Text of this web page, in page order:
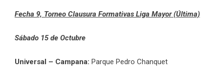
Fecha 9, Torneo Clausura Formativas Liga Mayor (Última)
Sábado 15 de Octubre
Universal – Campana: Parque Pedro Chanquet